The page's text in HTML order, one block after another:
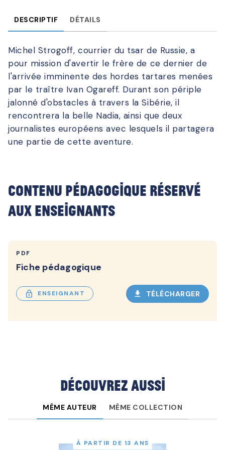
DESCRIPTIF DÉTAILS
Michel Strogoff, courrier du tsar de Russie, a
pour mission d'avertir le frère de ce dernier de
l'arrivée imminente des hordes tartares menées
par le traître Ivan Ogareff. Durant son périple
jalonné d'obstacles à travers la Sibérie, il
rencontrera la belle Nadia, ainsi que deux
journalistes européens avec lesquels il partagera
une partie de cette aventure.
Contenu pédagogique réservé
aux enseignants
PDF
Fiche pédagogique
lock_outlinedENSEIGNANT download TÉLÉCHARGER
Découvrez aussi
MÊME AUTEUR MÊME COLLECTION
À PARTIR DE 13 ANS